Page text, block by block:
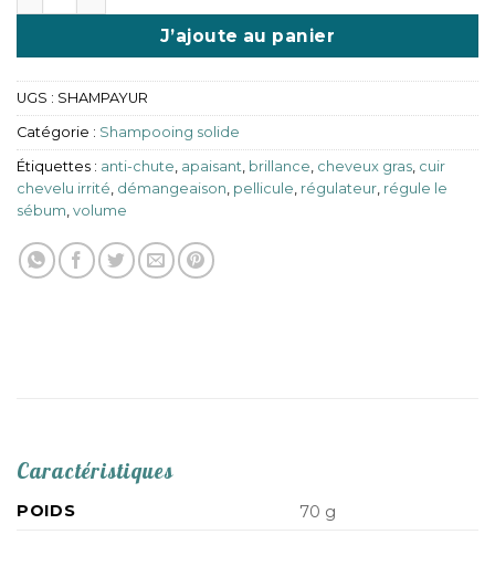
J’ajoute au panier
UGS : SHAMPAYUR
Catégorie : Shampooing solide
Étiquettes : anti-chute apaisant brillance cheveux gras cuir
chevelu irrité démangeaison pellicule régulateur régule le
sébum volume
Caractéristiques
POIDS 70 g